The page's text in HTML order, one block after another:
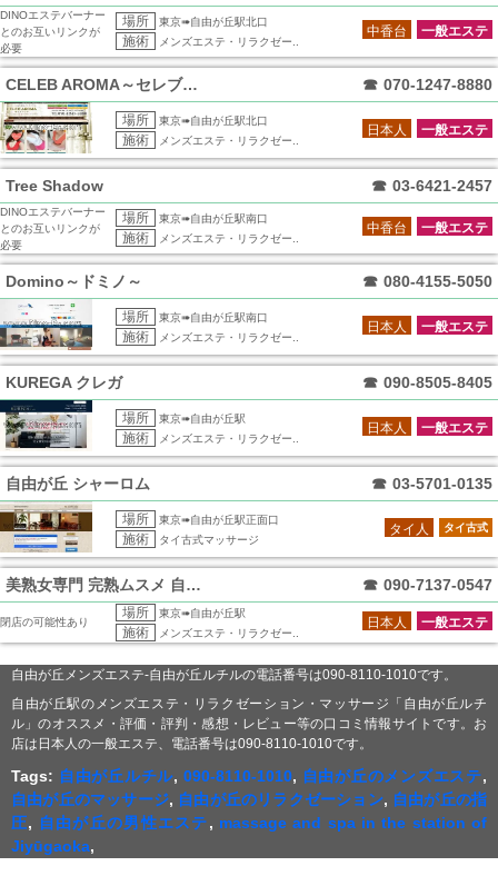
DINOエステバーナー
とのお互いリンクが
必要
場所 東京➠自由が丘駅北口
施術 メンズエステ・リラクゼー..
一般エステ
中香台
CELEB AROMA～セレブアロマ～自 ☎ 070-1247-8880
場所 東京➠自由が丘駅北口
施術 メンズエステ・リラクゼー..
一般エステ
日本人
Tree Shadow ☎ 03-6421-2457
DINOエステバーナー
とのお互いリンクが
必要
場所 東京➠自由が丘駅南口
施術 メンズエステ・リラクゼー..
一般エステ
中香台
Domino～ドミノ～ ☎ 080-4155-5050
場所 東京➠自由が丘駅南口
施術 メンズエステ・リラクゼー..
一般エステ
日本人
KUREGA クレガ ☎ 090-8505-8405
場所 東京➠自由が丘駅
施術 メンズエステ・リラクゼー..
一般エステ
日本人
自由が丘 シャーロム ☎ 03-5701-0135
場所 東京➠自由が丘駅正面口
施術 タイ古式マッサージ
タイ古式
タイ人
美熟女専門 完熟ムスメ 自由が丘店 ☎ 090-7137-0547
閉店の可能性あり
場所 東京➠自由が丘駅
施術 メンズエステ・リラクゼー..
一般エステ
日本人
自由が丘メンズエステ-自由が丘ルチルの電話番号は090-8110-1010です。
自由が丘駅のメンズエステ・リラクゼーション・マッサージ「自由が丘ルチ
ル」のオススメ・評価・評判・感想・レビュー等の口コミ情報サイトです。お
店は日本人の一般エステ、電話番号は090-8110-1010です。
Tags: 自由が丘ルチル, 090-8110-1010, 自由が丘のメンズエステ,
自由が丘のマッサージ, 自由が丘のリラクゼーション, 自由が丘の指
圧, 自由が丘の男性エステ, massage and spa in the station of
Jiyūgaoka,